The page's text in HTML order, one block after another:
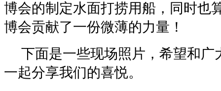
博会的制定水面打捞用船，同时也
博会贡献了一份微薄的力量！
下面是一些现场照片，希望和广
一起分享我们的喜悦。